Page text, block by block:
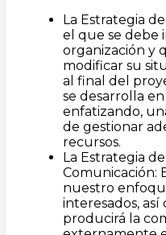
La Estrategia
el que se debe
organización y
modificar su
al final del
se desarrolla
enfatizando,
de gestionar
recursos.
La Estrategia
Comunicación:
nuestro
interesados,
producirá la